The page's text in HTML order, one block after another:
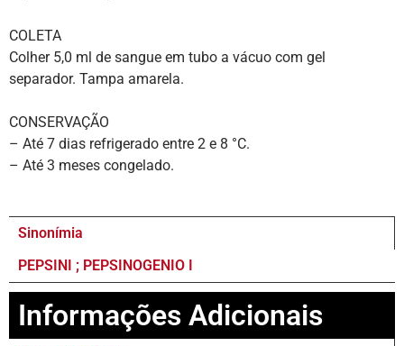
COLETA
Colher 5,0 ml de sangue em tubo a vácuo com gel
separador. Tampa amarela.
CONSERVAÇÃO
– Até 7 dias refrigerado entre 2 e 8 °C.
– Até 3 meses congelado.
Sinonímia
PEPSINI ; PEPSINOGENIO I
Informações Adicionais